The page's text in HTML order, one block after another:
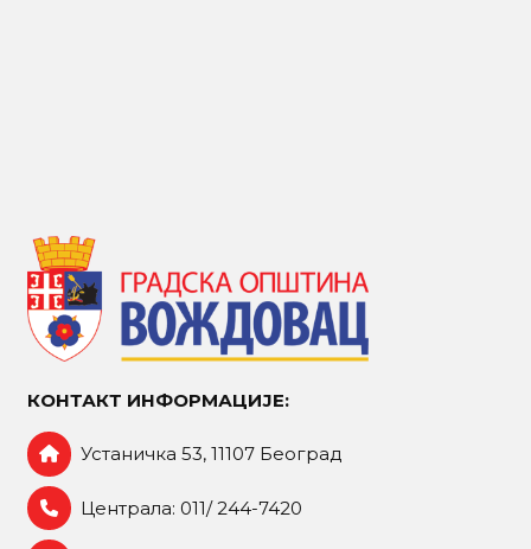
КОНТАКТ ИНФОРМАЦИЈЕ:
Устаничка 53, 11107 Београд
Централа: 011/ 244-7420